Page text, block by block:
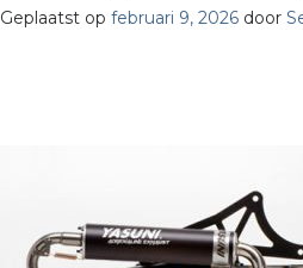
Geplaatst op februari 9, 2026 door